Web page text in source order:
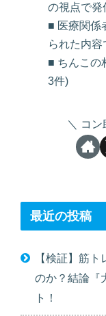
の視点で発
■ 医療関係
られた内容
■ ちんこの
3件)
コン
最近の投稿
【検証】筋
のか？結論『
ト！